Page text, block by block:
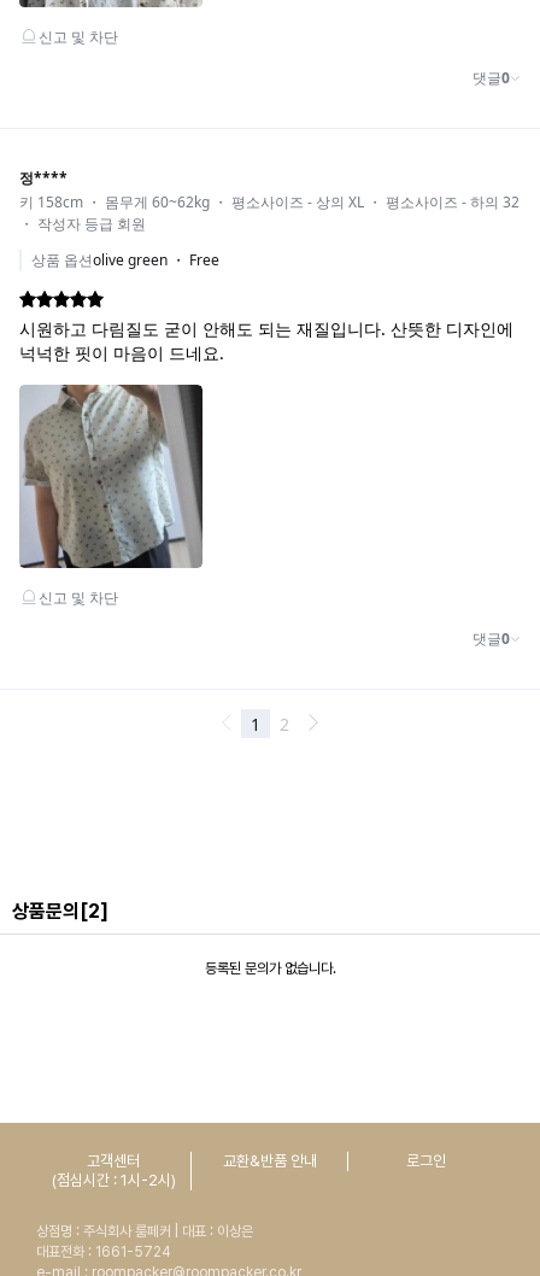
상품문의 [2]
등록된 문의가 없습니다.
고객센터
(점심시간 : 1시-2시)
교환&반품 안내 로그인
상점명 : 주식회사 룸페커 | 대표 : 이상은
대표전화 : 1661-5724